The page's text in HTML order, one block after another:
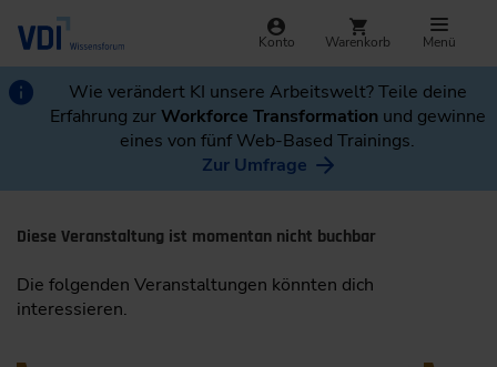
Konto Warenkorb Menü
Wie verändert KI unsere Arbeitswelt? Teile deine
Erfahrung zurWorkforce Transformation und gewinne
eines von fünf Web-Based Trainings.
Zur Umfrage
Diese Veranstaltung ist momentan nicht buchbar
Die folgenden Veranstaltungen könnten dich
interessieren.